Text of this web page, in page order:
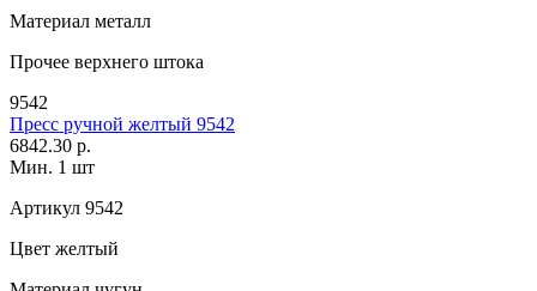
Материал металл
Прочее верхнего штока
9542
Пресс ручной желтый 9542
6842.30 р.
Мин. 1 шт
Артикул 9542
Цвет желтый